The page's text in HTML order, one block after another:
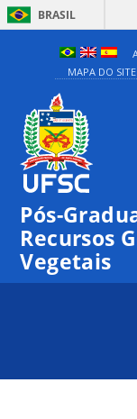
BRASIL
MAPA DO SITE
Pós-
Recursos
Vegetais